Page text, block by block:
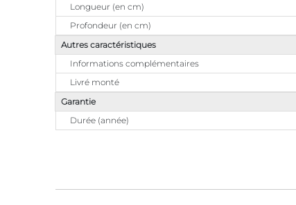
Longueur (en cm)
Profondeur (en cm)
Autres caractéristiques
Informations complémentaires
Livré monté
Garantie
Durée (année)